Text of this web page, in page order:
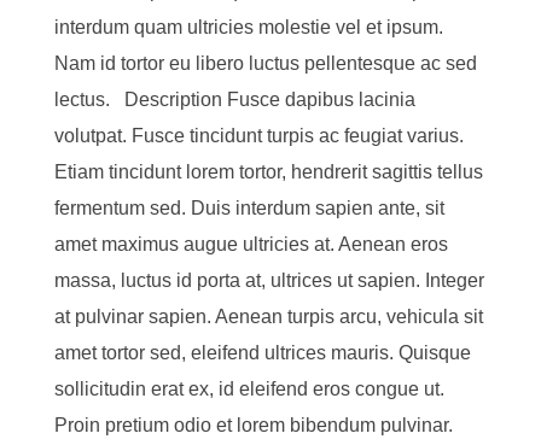
interdum quam ultricies molestie vel et ipsum.
Nam id tortor eu libero luctus pellentesque ac sed
lectus. Description Fusce dapibus lacinia
volutpat. Fusce tincidunt turpis ac feugiat varius.
Etiam tincidunt lorem tortor, hendrerit sagittis tellus
fermentum sed. Duis interdum sapien ante, sit
amet maximus augue ultricies at. Aenean eros
massa, luctus id porta at, ultrices ut sapien. Integer
at pulvinar sapien. Aenean turpis arcu, vehicula sit
amet tortor sed, eleifend ultrices mauris. Quisque
sollicitudin erat ex, id eleifend eros congue ut.
Proin pretium odio et lorem bibendum pulvinar.